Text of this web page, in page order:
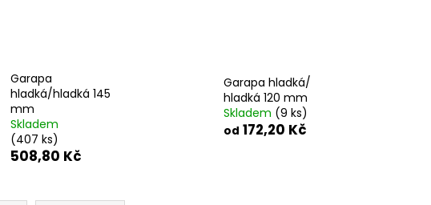
Garapa
hladká/hladká 145
mm
Skladem
(407 ks)
508,80 Kč
Garapa hladká/
hladká 120 mm
Skladem (9 ks)
od 172,20 Kč